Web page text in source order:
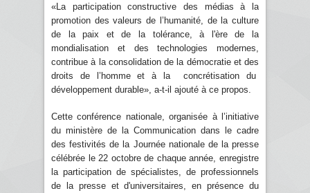
«La participation constructive des médias à la
promotion des valeurs de l’humanité, de la culture
de la paix et de la tolérance, à l'ère de la
mondialisation et des technologies modernes,
contribue à la consolidation de la démocratie et des
droits de l’homme et à la concrétisation du
développement durable», a-t-il ajouté à ce propos.
Cette conférence nationale, organisée à l’initiative
du ministère de la Communication dans le cadre
des festivités de la Journée nationale de la presse
célébrée le 22 octobre de chaque année, enregistre
la participation de spécialistes, de professionnels
de la presse et d'universitaires, en présence du